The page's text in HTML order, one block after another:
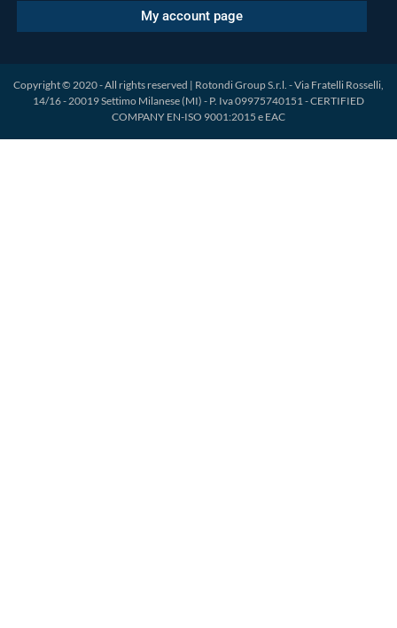
My account page
Copyright © 2020 - All rights reserved | Rotondi Group S.r.l. - Via Fratelli Rosselli,
14/16 - 20019 Settimo Milanese (MI) - P. Iva 09975740151 - CERTIFIED
COMPANY EN-ISO 9001:2015 e EAC